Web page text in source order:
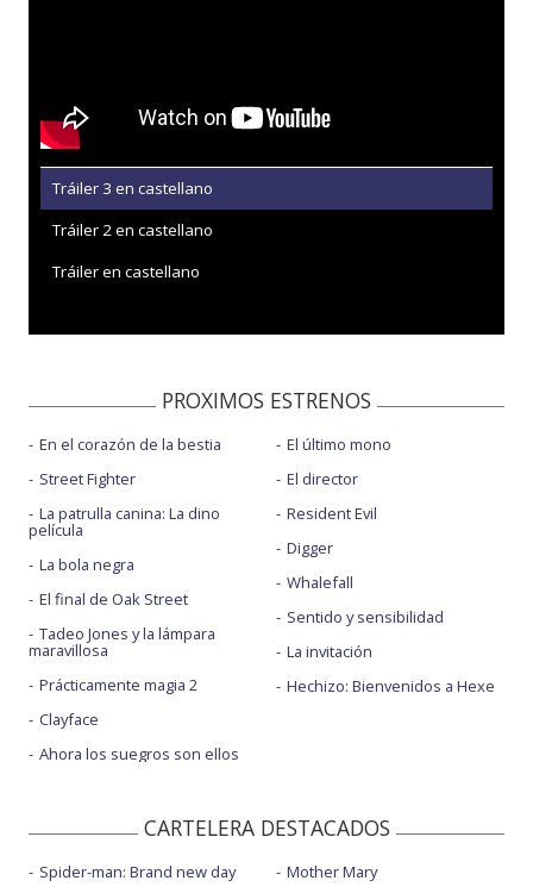
Tráiler 3 en castellano
Tráiler 2 en castellano
Tráiler en castellano
PROXIMOS ESTRENOS
En el corazón de la bestia
Street Fighter
La patrulla canina: La dino
película
La bola negra
El final de Oak Street
Tadeo Jones y la lámpara
maravillosa
Prácticamente magia 2
Clayface
Ahora los suegros son ellos
El último mono
El director
Resident Evil
Digger
Whalefall
Sentido y sensibilidad
La invitación
Hechizo: Bienvenidos a Hexe
CARTELERA DESTACADOS
Spider-man: Brand new day
Mother Mary